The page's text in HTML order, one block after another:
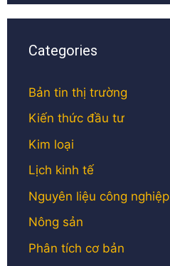
Categories
Bản tin thị trường
Kiến thức đầu tư
Kim loại
Lịch kinh tế
Nguyên liệu công nghiệp
Nông sản
Phân tích cơ bản